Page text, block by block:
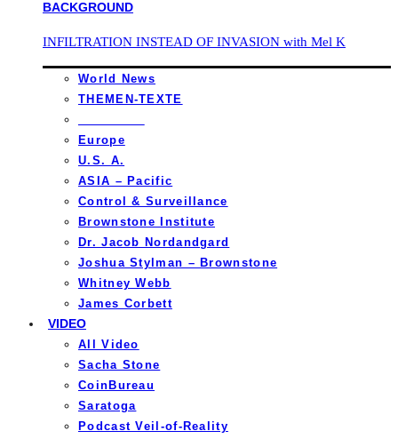
INFILTRATION INSTEAD OF INVASION with Mel K
World News
THEMEN-TEXTE
Europe
U.S. A.
ASIA – Pacific
Control & Surveillance
Brownstone Institute
Dr. Jacob Nordandgard
Joshua Stylman – Brownstone
Whitney Webb
James Corbett
VIDEO
All Video
Sacha Stone
CoinBureau
Saratoga
Podcast Veil-of-Reality